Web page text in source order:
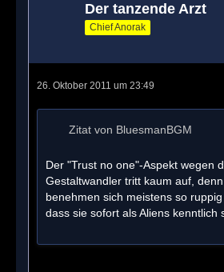
Der tanzende Arzt
Chief Anorak
26. Oktober 2011 um 23:49
Zitat von BluesmanBGM
Der "Trust no one"-Aspekt wegen
Gestaltwandler tritt kaum auf,
benehmen sich meistens so ruppig
dass sie sofort als Aliens kenntlich